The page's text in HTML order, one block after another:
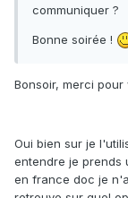
communiquer ?
Bonne soirée !
Bonsoir, merci pour
Oui bien sur je
entendre je prends
en france doc je